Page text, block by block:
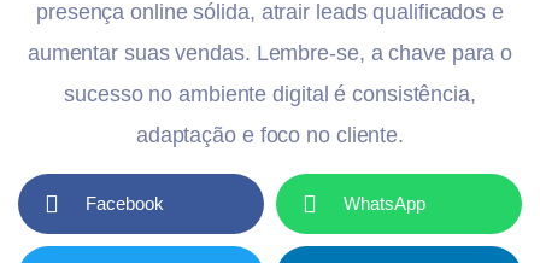
presença online sólida, atrair leads qualificados e
aumentar suas vendas. Lembre-se, a chave para o
sucesso no ambiente digital é consistência,
adaptação e foco no cliente.
Facebook WhatsApp